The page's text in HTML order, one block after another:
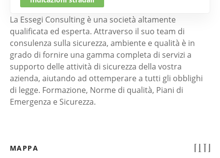
La Essegi Consulting è una società altamente
qualificata ed esperta. Attraverso il suo team di
consulenza sulla sicurezza, ambiente e qualità è in
grado di fornire una gamma completa di servizi a
supporto delle attività di sicurezza della vostra
azienda, aiutando ad ottemperare a tutti gli obblighi
di legge. Formazione, Norme di qualità, Piani di
Emergenza e Sicurezza.
MAPPA